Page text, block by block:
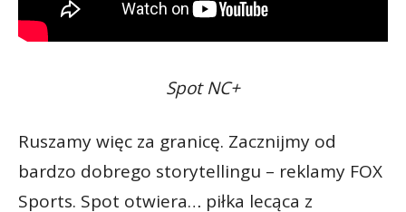
Spot NC+
Ruszamy więc za granicę. Zacznijmy od
bardzo dobrego storytellingu – reklamy FOX
Sports. Spot otwiera… piłka lecąca z